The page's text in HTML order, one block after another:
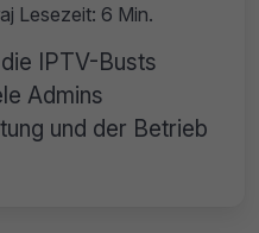
Lesezeit: 6 Min.
IPTV-Busts
Admins
und der Betrieb